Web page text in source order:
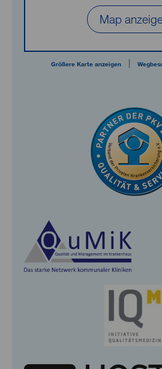
Map
Größere Karte anzeigen|